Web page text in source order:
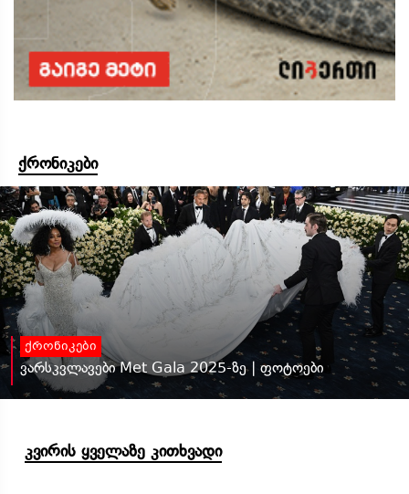
ქრონიკები
ქრონიკები
ვარსკვლავები Met Gala 2025-ზე | ფოტოები
კვირის ყველაზე კითხვადი